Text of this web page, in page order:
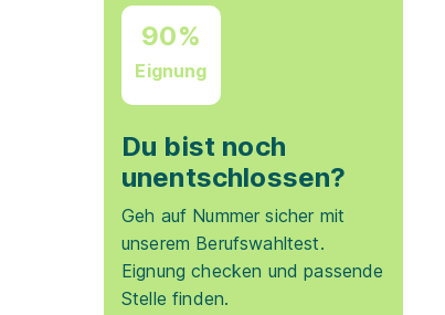
90%
Eignung
Du bist noch
unentschlossen?
Geh auf Nummer sicher mit
unserem Berufswahltest.
Eignung checken und passende
Stelle finden.